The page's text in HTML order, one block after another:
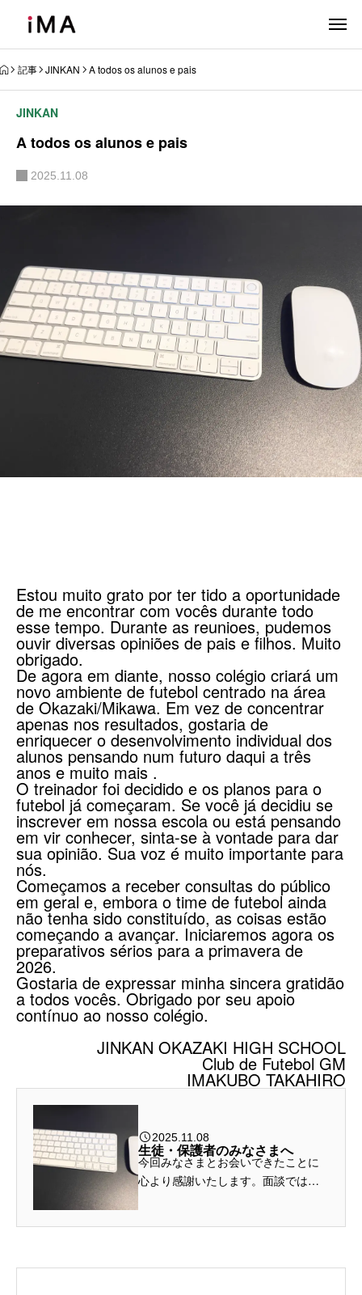
記事 JINKAN A todos os alunos e pais
JINKAN
A todos os alunos e pais
2025.11.08
Estou muito grato por ter tido a oportunidade
de me encontrar com vocês durante todo
esse tempo. Durante as reunioes, pudemos
ouvir diversas opiniões de pais e filhos. Muito
obrigado.
De agora em diante, nosso colégio criará um
novo ambiente de futebol centrado na área
de Okazaki/Mikawa. Em vez de concentrar
apenas nos resultados, gostaria de
enriquecer o desenvolvimento individual dos
alunos pensando num futuro daqui a três
anos e muito mais .
O treinador foi decidido e os planos para o
futebol já começaram. Se você já decidiu se
inscrever em nossa escola ou está pensando
em vir conhecer, sinta-se à vontade para dar
sua opinião. Sua voz é muito importante para
nós.
Começamos a receber consultas do público
em geral e, embora o time de futebol ainda
não tenha sido constituído, as coisas estão
começando a avançar. Iniciaremos agora os
preparativos sérios para a primavera de
2026.
Gostaria de expressar minha sincera gratidão
a todos vocês. Obrigado por seu apoio
contínuo ao nosso colégio.
JINKAN OKAZAKI HIGH SCHOOL
Club de Futebol GM
IMAKUBO TAKAHIRO
2025.11.08
生徒・保護者のみなさまへ
今回みなさまとお会いできたことに
心より感謝いたします。面談では保
校...